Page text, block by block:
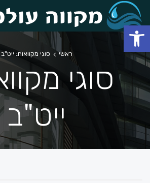
ראשי סוגי מקוואות: ייט"ב
סוגי
ייט"ב
פתח סרגל נגישות